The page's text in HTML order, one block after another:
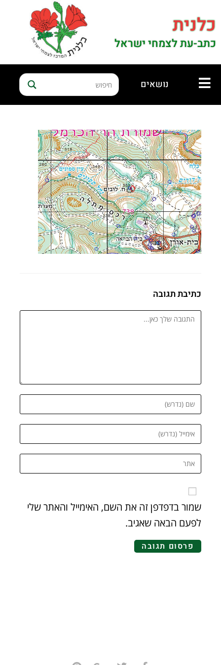
כלנית
כתב-עת לצמחי ישראל
נושאים
כתיבת תגובה
שמור בדפדפן זה את השם, האימייל והאתר שלי
לפעם הבאה שאגיב.